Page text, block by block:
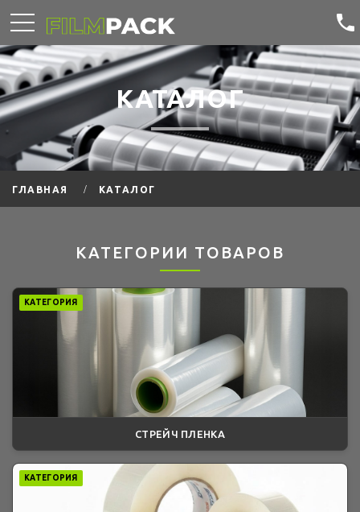
КАТАЛОГ
ГЛАВНАЯ КАТАЛОГ
КАТЕГОРИИ ТОВАРОВ
КАТЕГОРИЯ
СТРЕЙЧ ПЛЕНКА
КАТЕГОРИЯ